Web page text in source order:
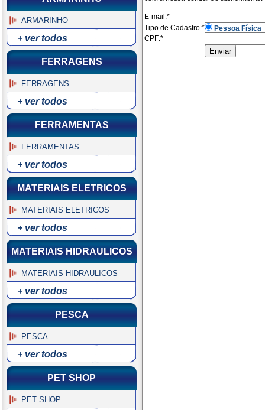
ARMARINHO
+ ver todos
FERRAGENS
FERRAGENS
+ ver todos
FERRAMENTAS
FERRAMENTAS
+ ver todos
MATERIAIS ELETRICOS
MATERIAIS ELETRICOS
+ ver todos
MATERIAIS HIDRAULICOS
MATERIAIS HIDRAULICOS
+ ver todos
PESCA
PESCA
+ ver todos
PET SHOP
PET SHOP
E-mail:*
Tipo de Cadastro:*
Pessoa Física
CPF:*